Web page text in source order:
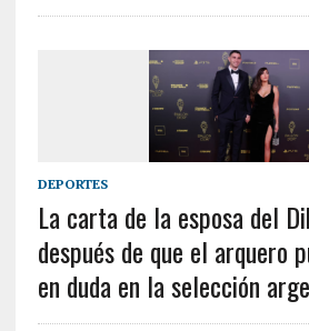
DEPORTES
La carta de la esposa del
después de que el arquero
en duda en la selección